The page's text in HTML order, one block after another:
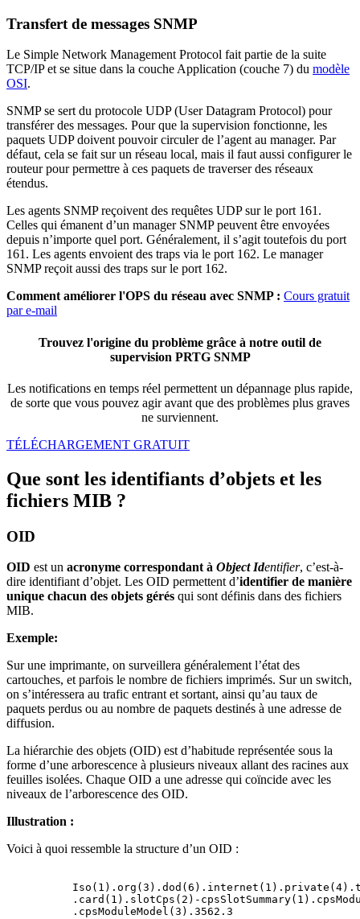
Transfert de messages SNMP
Le Simple Network Management Protocol fait partie de la suite
TCP/IP et se situe dans la couche Application (couche 7) du modèle
OSI.
SNMP se sert du protocole UDP (User Datagram Protocol) pour
transférer des messages. Pour que la supervision fonctionne, les
paquets UDP doivent pouvoir circuler de l’agent au manager. Par
défaut, cela se fait sur un réseau local, mais il faut aussi configurer le
routeur pour permettre à ces paquets de traverser des réseaux
étendus.
Les agents SNMP reçoivent des requêtes UDP sur le port 161.
Celles qui émanent d’un manager SNMP peuvent être envoyées
depuis n’importe quel port. Généralement, il s’agit toutefois du port
161. Les agents envoient des traps via le port 162. Le manager
SNMP reçoit aussi des traps sur le port 162.
Comment améliorer l'OPS du réseau avec SNMP : Cours gratuit
par e-mail
Trouvez l'origine du problème grâce à notre outil de
supervision PRTG SNMP
Les notifications en temps réel permettent un dépannage plus rapide,
de sorte que vous pouvez agir avant que des problèmes plus graves
ne surviennent.
TÉLÉCHARGEMENT GRATUIT
Que sont les identifiants d’objets et les
fichiers MIB ?
OID
OID est un acronyme correspondant à Object Identifier, c’est-à-
dire identifiant d’objet. Les OID permettent d’identifier de manière
unique chacun des objets gérés qui sont définis dans des fichiers
MIB.
Exemple:
Sur une imprimante, on surveillera généralement l’état des
cartouches, et parfois le nombre de fichiers imprimés. Sur un switch,
on s’intéressera au trafic entrant et sortant, ainsi qu’au taux de
paquets perdus ou au nombre de paquets destinés à une adresse de
diffusion.
La hiérarchie des objets (OID) est d’habitude représentée sous la
forme d’une arborescence à plusieurs niveaux allant des racines aux
feuilles isolées. Chaque OID a une adresse qui coïncide avec les
niveaux de l’arborescence des OID.
Illustration :
Voici à quoi ressemble la structure d’un OID :
.card(1).slotCps(2)-
.cpsModuleModel(3).3562.3